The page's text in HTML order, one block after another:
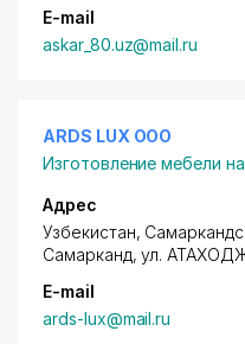
E-mail
askar_80.uz@mail.ru
ARDS LUX ООО
Изготовление мебели на
Адрес
Узбекистан,
Самарканд,ул.
E-mail
ards-lux@mail.ru